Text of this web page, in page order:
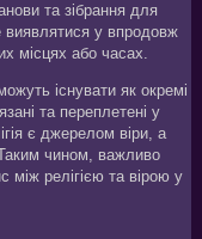
та зібрання для
виявлятися у впродовж
місцях або часах.
існувати як окремі
та переплетені у
є джерелом віри, а
чином, важливо
між релігією та вірою у